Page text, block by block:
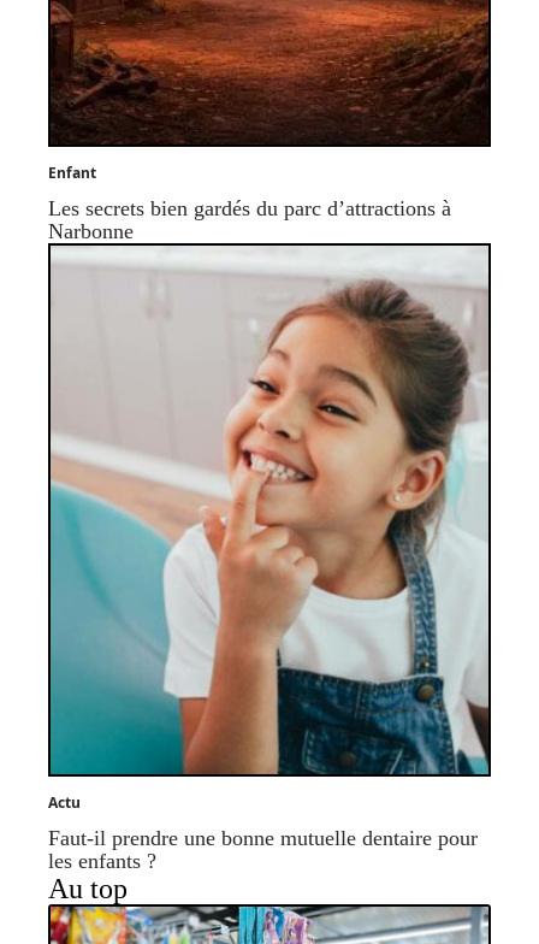
Enfant
Les secrets bien gardés du parc d’attractions à
Narbonne
Actu
Faut-il prendre une bonne mutuelle dentaire pour
les enfants ?
Au top